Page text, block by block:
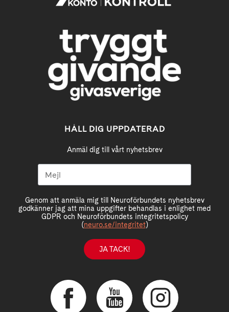
HÅLL DIG UPPDATERAD
Anmäl dig till vårt nyhetsbrev
Genom att anmäla mig till Neuroförbundets nyhetsbrev
godkänner jag att mina uppgifter behandlas i enlighet med
GDPR och Neuroförbundets integritetspolicy
(neuro.se/integritet)
JA TACK!